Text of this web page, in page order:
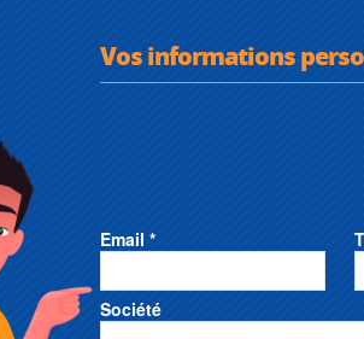
Vos informations
Email *
Société